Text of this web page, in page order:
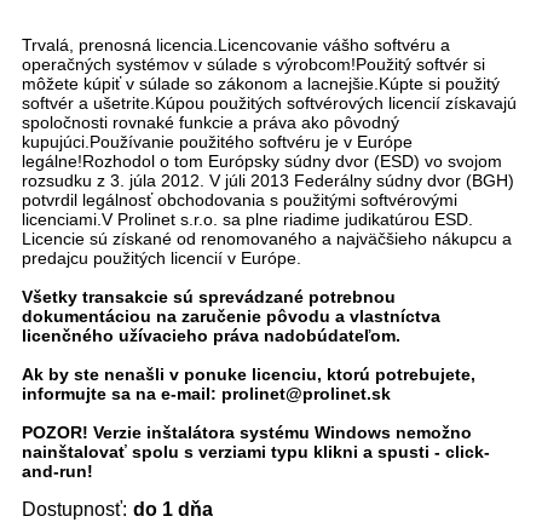
Trvalá, prenosná licencia.Licencovanie vášho softvéru a
operačných systémov v súlade s výrobcom!Použitý softvér si
môžete kúpiť v súlade so zákonom a lacnejšie.Kúpte si použitý
softvér a ušetrite.Kúpou použitých softvérových licencií získavajú
spoločnosti rovnaké funkcie a práva ako pôvodný
kupujúci.Používanie použitého softvéru je v Európe
legálne!Rozhodol o tom Európsky súdny dvor (ESD) vo svojom
rozsudku z 3. júla 2012. V júli 2013 Federálny súdny dvor (BGH)
potvrdil legálnosť obchodovania s použitými softvérovými
licenciami.V Prolinet s.r.o. sa plne riadime judikatúrou ESD.
Licencie sú získané od renomovaného a najväčšieho nákupcu a
predajcu použitých licencií v Európe.
Všetky transakcie sú sprevádzané potrebnou
dokumentáciou na zaručenie pôvodu a vlastníctva
licenčného užívacieho práva nadobúdateľom.
Ak by ste nenašli v ponuke licenciu, ktorú potrebujete,
informujte sa na e-mail: prolinet@prolinet.sk
POZOR! Verzie inštalátora systému Windows nemožno
nainštalovať spolu s verziami typu klikni a spusti - click-
and-run!
Dostupnosť: do 1 dňa